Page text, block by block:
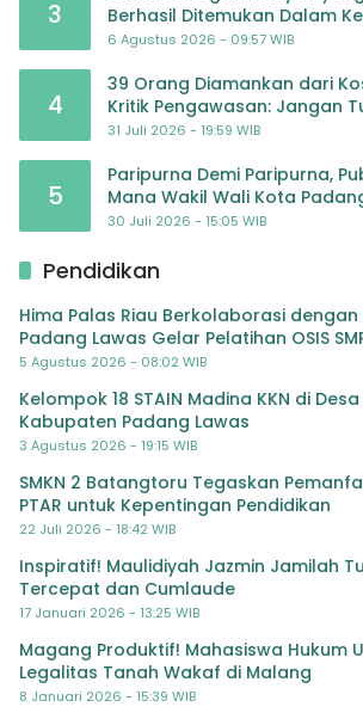
3
Berhasil Ditemukan Dalam
6 Agustus 2026 - 09:57 WIB
4
39 Orang Diamankan dari
Kritik Pengawasan: Jangan
Masyarakat Bergerak Baru
31 Juli 2026 - 19:59 WIB
5
Paripurna Demi Paripurna,
Mana Wakil Wali Kota
30 Juli 2026 - 15:05 WIB
Pendidikan
Hima Palas Riau Berkolaborasi dengan
Padang Lawas Gelar Pelatihan OSIS
Padang Lawas
5 Agustus 2026 - 08:02 WIB
Kelompok 18 STAIN Madina KKN di
Kabupaten Padang Lawas
3 Agustus 2026 - 19:15 WIB
SMKN 2 Batangtoru Tegaskan
PTAR untuk Kepentingan Pendidikan
22 Juli 2026 - 18:42 WIB
Inspiratif! Maulidiyah Jazmin Jamilah
Tercepat dan Cumlaude
17 Januari 2026 - 13:25 WIB
Magang Produktif! Mahasiswa Hukum
Legalitas Tanah Wakaf di Malang
8 Januari 2026 - 15:39 WIB